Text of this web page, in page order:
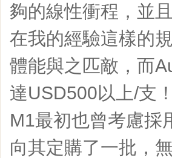
夠的線性衝程，並
在我的經驗這樣的
體能與之匹敵，而
達USD500以上/支！
M1最初也曾考慮採
向其定購了一批，